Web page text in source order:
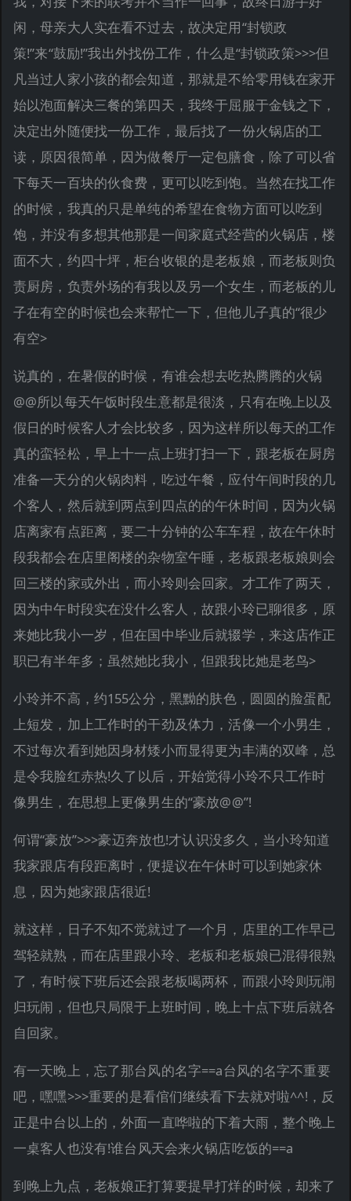
闲，母亲大人实在看不过去，故决定用“封锁政
策!”来“鼓励!”我出外找份工作，什么是“封锁政策>>>但
凡当过人家小孩的都会知道，那就是不给零用钱在家开
始以泡面解决三餐的第四天，我终于屈服于金钱之下，
决定出外随便找一份工作，最后找了一份火锅店的工
读，原因很简单，因为做餐厅一定包膳食，除了可以省
下每天一百块的伙食费，更可以吃到饱。当然在找工作
的时候，我真的只是单纯的希望在食物方面可以吃到
饱，并没有多想其他那是一间家庭式经营的火锅店，楼
面不大，约四十坪，柜台收银的是老板娘，而老板则负
责厨房，负责外场的有我以及另一个女生，而老板的儿
子在有空的时候也会来帮忙一下，但他儿子真的“很少
有空>
说真的，在暑假的时候，有谁会想去吃热腾腾的火锅
@@所以每天午饭时段生意都是很淡，只有在晚上以及
假日的时候客人才会比较多，因为这样所以每天的工作
真的蛮轻松，早上十一点上班打扫一下，跟老板在厨房
准备一天分的火锅肉料，吃过午餐，应付午间时段的几
个客人，然后就到两点到四点的的午休时间，因为火锅
店离家有点距离，要二十分钟的公车车程，故在午休时
段我都会在店里阁楼的杂物室午睡，老板跟老板娘则会
回三楼的家或外出，而小玲则会回家。才工作了两天，
因为中午时段实在没什么客人，故跟小玲已聊很多，原
来她比我小一岁，但在国中毕业后就辍学，来这店作正
职已有半年多；虽然她比我小，但跟我比她是老鸟>
小玲并不高，约155公分，黑黝的肤色，圆圆的脸蛋配
上短发，加上工作时的干劲及体力，活像一个小男生，
不过每次看到她因身材矮小而显得更为丰满的双峰，总
是令我脸红赤热!久了以后，开始觉得小玲不只工作时
像男生，在思想上更像男生的“豪放@@”!
何谓“豪放”>>>豪迈奔放也!才认识没多久，当小玲知道
我家跟店有段距离时，便提议在午休时可以到她家休
息，因为她家跟店很近!
就这样，日子不知不觉就过了一个月，店里的工作早已
驾轻就熟，而在店里跟小玲、老板和老板娘已混得很熟
了，有时候下班后还会跟老板喝两杯，而跟小玲则玩闹
归玩闹，但也只局限于上班时间，晚上十点下班后就各
自回家。
有一天晚上，忘了那台风的名字==a台风的名字不重要
吧，嘿嘿>>>重要的是看倌们继续看下去就对啦^^!，反
正是中台以上的，外面一直哗啦的下着大雨，整个晚上
一桌客人也没有!谁台风天会来火锅店吃饭的==a
到晚上九点，老板娘正打算要提早打烊的时候，却来了